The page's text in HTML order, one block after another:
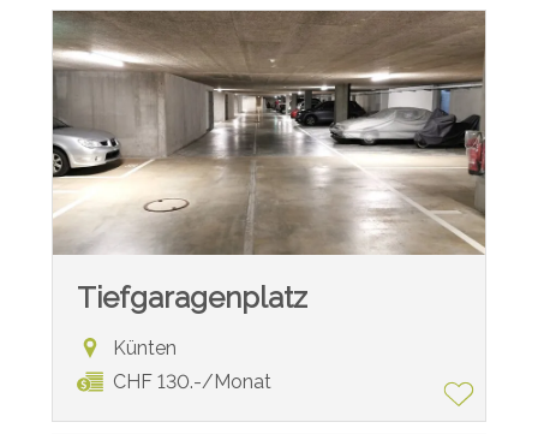
Tiefgaragenplatz
Künten
CHF 130.-/Monat